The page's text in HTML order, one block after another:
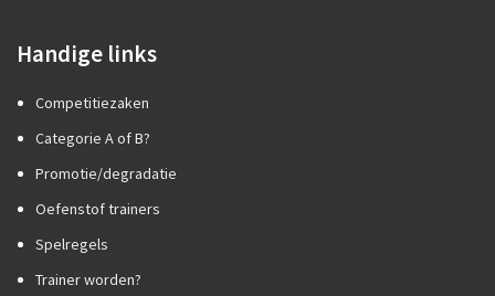
Handige links
Competitiezaken
Categorie A of B?
Promotie/degradatie
Oefenstof trainers
Spelregels
Trainer worden?